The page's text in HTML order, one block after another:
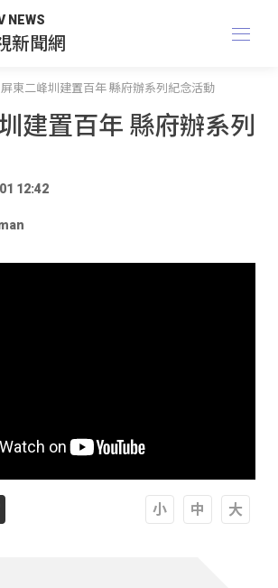
NEWS
新聞網
屏東二峰圳建置百年 縣府辦系列紀念活動
建置百年 縣府辦系列
12:42